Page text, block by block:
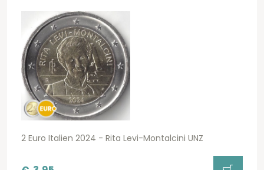
2 Euro Italien 2024 - Rita Levi-Montalcini UNZ